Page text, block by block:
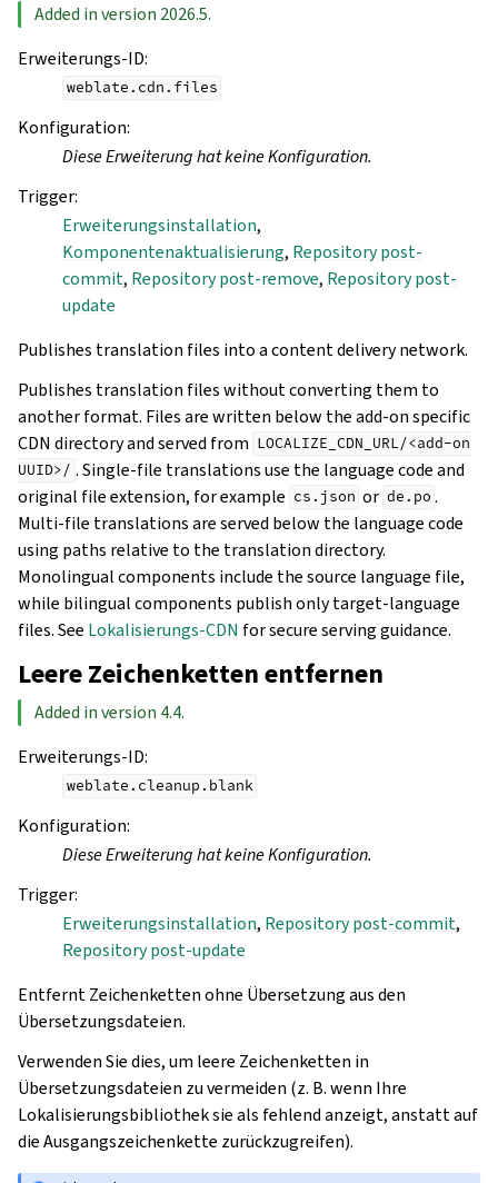
Added in version 2026.5.
Erweiterungs-ID:
weblate.cdn.files
Konfiguration:
Diese Erweiterung hat keine Konfiguration.
Trigger:
Erweiterungsinstallation,
Komponentenaktualisierung, Repository post-
commit, Repository post-remove, Repository post-
update
Publishes translation files into a content delivery network.
Publishes translation files without converting them to
another format. Files are written below the add-on specific
CDN directory and served from LOCALIZE_CDN_URL/<add-on
UUID>/ . Single-file translations use the language code and
original file extension, for example cs.json or de.po .
Multi-file translations are served below the language code
using paths relative to the translation directory.
Monolingual components include the source language file,
while bilingual components publish only target-language
files. See Lokalisierungs-CDN for secure serving guidance.
Leere Zeichenketten entfernen
Added in version 4.4.
Erweiterungs-ID:
weblate.cleanup.blank
Konfiguration:
Diese Erweiterung hat keine Konfiguration.
Trigger:
Erweiterungsinstallation, Repository post-commit,
Repository post-update
Entfernt Zeichenketten ohne Übersetzung aus den
Übersetzungsdateien.
Verwenden Sie dies, um leere Zeichenketten in
Übersetzungsdateien zu vermeiden (z. B. wenn Ihre
Lokalisierungsbibliothek sie als fehlend anzeigt, anstatt auf
die Ausgangszeichenkette zurückzugreifen).